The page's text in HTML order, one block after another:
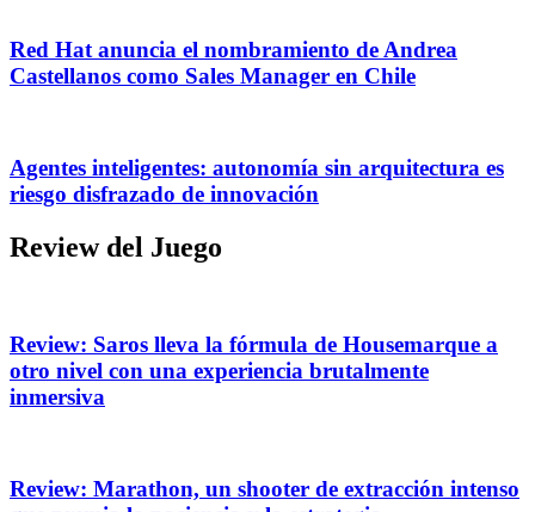
Red Hat anuncia el nombramiento de Andrea
Castellanos como Sales Manager en Chile
Agentes inteligentes: autonomía sin arquitectura es
riesgo disfrazado de innovación
Review del Juego
Review: Saros lleva la fórmula de Housemarque a
otro nivel con una experiencia brutalmente
inmersiva
Review: Marathon, un shooter de extracción intenso